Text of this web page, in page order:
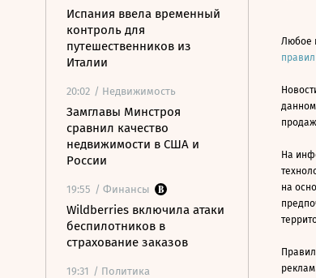
Испания ввела временный
контроль для
путешественников из
Италии
20:02 / Недвижимость
Замглавы Минстроя
сравнил качество
недвижимости в США и
России
19:55 / Финансы
Wildberries включила атаки
беспилотников в
страхование заказов
19:31 / Политика
Любое
На
на